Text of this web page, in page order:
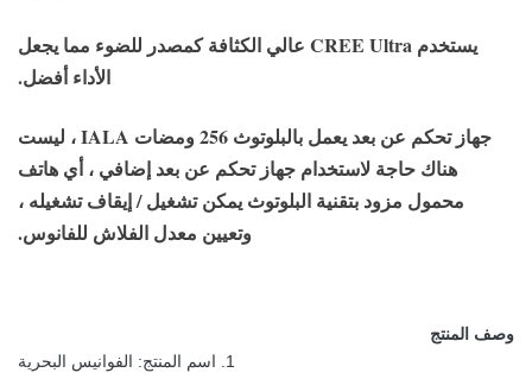
يستخدم CREE Ultra عالي الكثافة كمصدر للضوء مما يجعل
الأداء أفضل.
جهاز تحكم عن بعد يعمل بالبلوتوث 256 ومضات IALA ، ليست
هناك حاجة لاستخدام جهاز تحكم عن بعد إضافي ، أي هاتف
محمول مزود بتقنية البلوتوث يمكن تشغيل / إيقاف تشغيله ،
وتعيين معدل الفلاش للفانوس.
وصف المنتج
1. اسم المنتج: الفوانيس البحرية